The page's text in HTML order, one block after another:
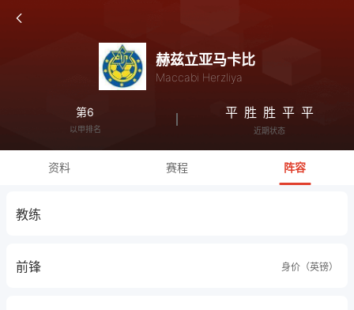
赫兹立亚马卡比
Maccabi Herzliya
第6
以甲排名
平 胜 胜 平 平
近期状态
资料 赛程 阵容
教练
前锋 身价（英镑）